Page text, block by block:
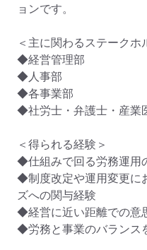
ョンです。
＜主に関わるステークホ
◆経営管理部
◆人事部
◆各事業部
◆社労士・弁護士・産業
＜得られる経験＞
◆仕組みで回る労務運用
◆制度改定や運用変更に
ズへの関与経験
◆経営に近い距離での意
◆労務と事業のバランス